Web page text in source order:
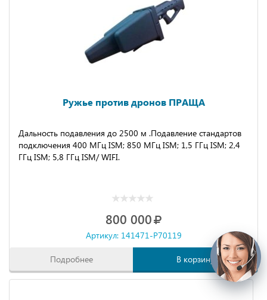
Ружье против дронов ПРАЩА
Дальность подавления до 2500 м .Подавление стандартов
подключения 400 МГц ISM; 850 МГц ISM; 1,5 ГГц ISM; 2,4
ГГц ISM; 5,8 ГГц ISM/ WIFI.
800 000
Артикул: 141471-P70119
Подробнее В корзину